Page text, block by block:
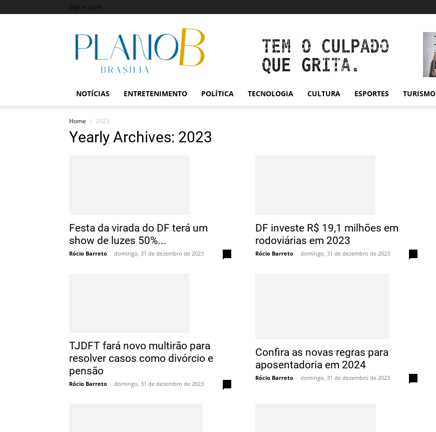
Sign in / Join
Revista
Plano
NOTÍCIAS ENTRETENIMENTO POLÍTICA TECNOLOGIA CULTURA ESPORTES TURISMO
Home 2023
Yearly Archives: 2023
Festa da virada do DF terá um
show de luzes 50%...
Rócio Barreto - domingo, 31 de dezembro de 2023
DF investe R$ 19,1 milhões em
rodoviárias em 2023
Rócio Barreto - domingo, 31 de dezembro de 2023
TJDFT fará novo multirão para
resolver casos como divórcio e
pensão
Rócio Barreto - domingo, 31 de dezembro de 2023
Confira as novas regras para
aposentadoria em 2024
Rócio Barreto - domingo, 31 de dezembro de 2023